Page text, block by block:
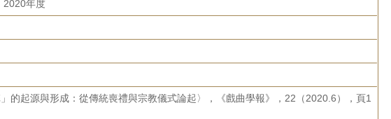
2020年度
」的起源與形成：從傳統喪禮與宗教儀式論起〉，《戲曲學報》，22（2020.6），頁1